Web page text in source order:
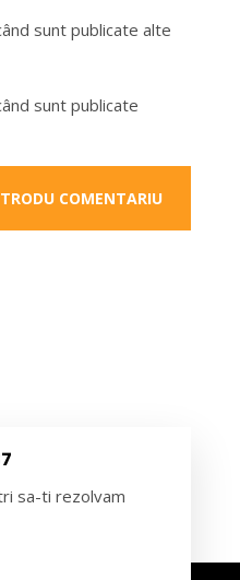
sunt publicate alte
sunt publicate
COMENTARIU
sa-ti rezolvam